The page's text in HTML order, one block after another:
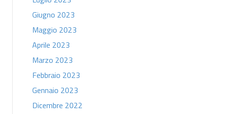
Giugno 2023
Maggio 2023
Aprile 2023
Marzo 2023
Febbraio 2023
Gennaio 2023
Dicembre 2022